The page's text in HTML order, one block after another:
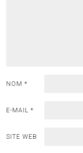
NOM *
E-MAIL *
SITE WEB